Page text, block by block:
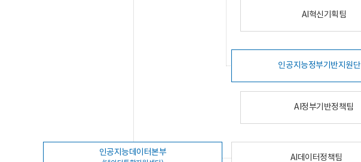
AI혁신기획팀
인공지능정부기반지원단
AI정부기반정책팀
인공지능데이터본부
AI데이터정책팀